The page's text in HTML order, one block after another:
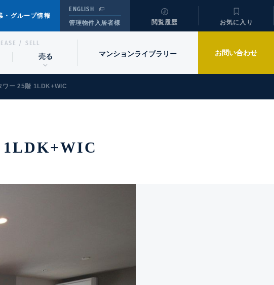
・グループ情報
ENGLISH
管理物件入居者様
閲覧履歴 お気に入り
/ SELL
売る マンションライブラリー お問い合わせ
ワー 25階 1LDK+WIC
1LDK+WIC